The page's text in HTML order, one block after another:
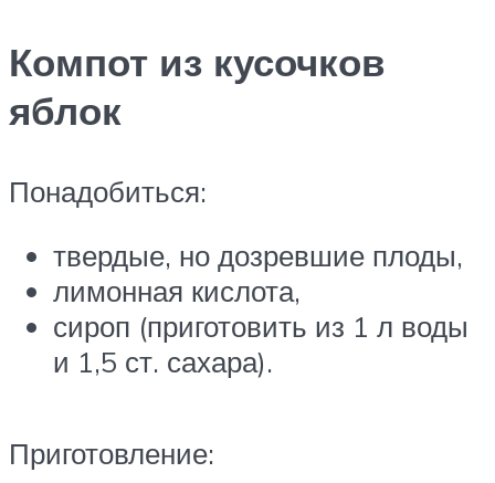
Компот из кусочков
яблок
Понадобиться:
твердые, но дозревшие плоды,
лимонная кислота,
сироп (приготовить из 1 л воды
и 1,5 ст. сахара).
Приготовление: